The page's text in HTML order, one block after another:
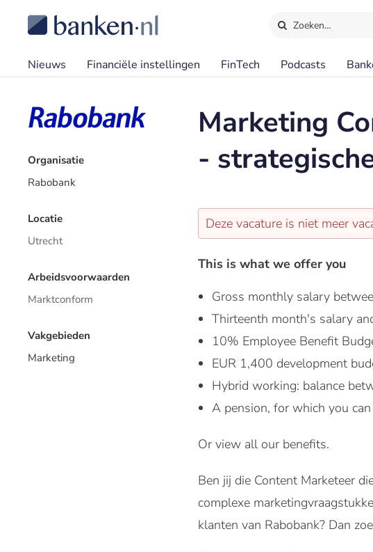
Zoeken…
Nieuws Financiële instellingen FinTech Podcasts
Marketing
-
Organisatie
Rabobank
Locatie
Utrecht
Arbeidsvoorwaarden
Marktconform
Vakgebieden
Marketing
Deze vacature is niet meer
This is what we offer you
Gross monthly salary
Thirteenth month's salary
10% Employee Benefit
EUR 1,400 development
Hybrid working: balance
A pension, for which you
Or view all our benefits.
Ben jij die Content Marketeer
complexe
klanten van Rabobank? Dan